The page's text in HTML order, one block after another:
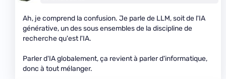
Ah, je comprend la confusion. Je parle de LLM, soit de l'IA
générative, un des sous ensembles de la discipline de
recherche qu'est l'IA.
Parler d'IA globalement, ça revient à parler d'informatique,
donc à tout mélanger.